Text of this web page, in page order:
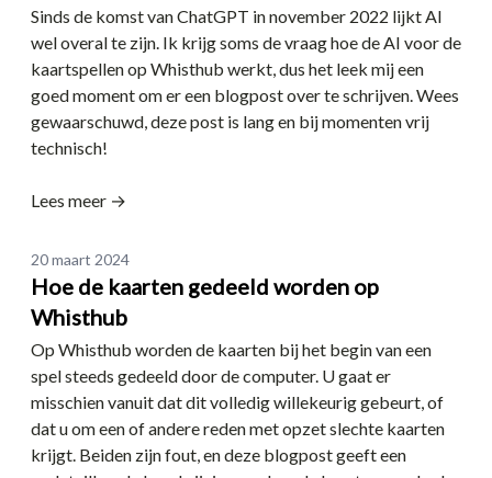
Sinds de komst van ChatGPT in november 2022 lijkt AI
wel overal te zijn. Ik krijg soms de vraag hoe de AI voor de
kaartspellen op Whisthub werkt, dus het leek mij een
goed moment om er een blogpost over te schrijven. Wees
gewaarschuwd, deze post is lang en bij momenten vrij
technisch!
Lees meer →
Date
20 maart 2024
Hoe de kaarten gedeeld worden op
Whisthub
Op Whisthub worden de kaarten bij het begin van een
spel steeds gedeeld door de computer. U gaat er
misschien vanuit dat dit volledig willekeurig gebeurt, of
dat u om een of andere reden met opzet slechte kaarten
krijgt. Beiden zijn fout, en deze blogpost geeft een